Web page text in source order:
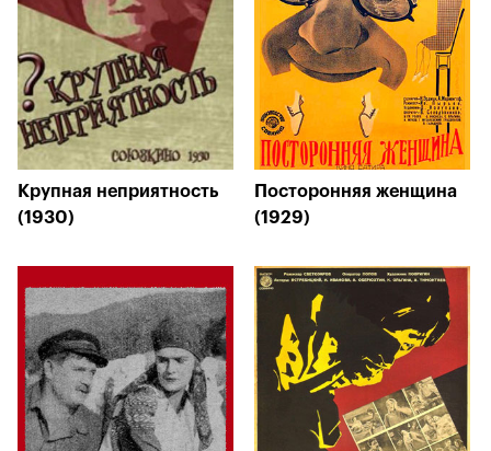
Крупная неприятность
(1930)
Посторонняя женщина
(1929)